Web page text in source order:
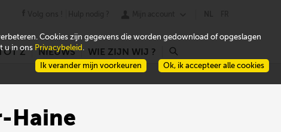
Z NIEUWS WIE ZIJN WIJ ? r
Haine
Cookies zijn gegevens die worden gedownload of opgeslagen
u in ons Privacybeleid .
Ok, ik accepteer alle cookies
Ik verander mijn voorkeuren